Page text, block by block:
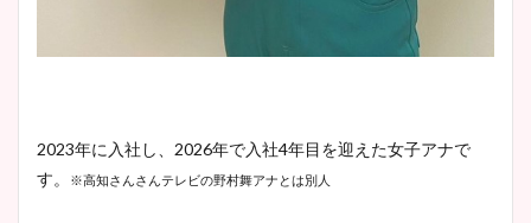
2023年に入社し、2026年で入社4年目を迎えた女子アナで
す。
※高知さんさんテレビの野村舞アナとは別人